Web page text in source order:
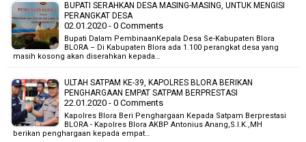
BUPATI SERAHKAN DESA MASING-MASING, UNTUK MENGISI
PERANGKAT DESA
02.01.2020 - 0 Comments
Bupati Dalam PembinaanKepala Desa Se-Kabupaten Blora
BLORA – Di Kabupaten Blora ada 1.100 perangkat desa yang
masih kosong akan diserahkan kepada…
ULTAH SATPAM KE-39, KAPOLRES BLORA BERIKAN
PENGHARGAAN EMPAT SATPAM BERPRESTASI
22.01.2020 - 0 Comments
Kapolres Blora Beri Penghargaan Kepada Satpam Berprestasi
BLORA - Kapolres Blora AKBP Antonius Anang,S.I.K.,MH
berikan penghargaan kepada empat…